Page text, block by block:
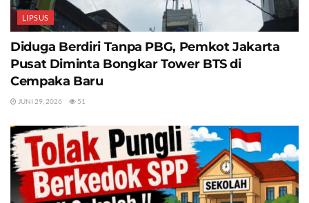
LIPSUS
Diduga Berdiri Tanpa PBG, Pemkot Jakarta
Pusat Diminta Bongkar Tower BTS di
Cempaka Baru
JUNI 29, 2026 51